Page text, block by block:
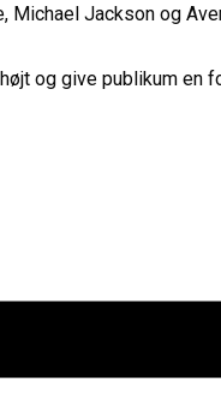
Michael Jackson og
og give publikum en